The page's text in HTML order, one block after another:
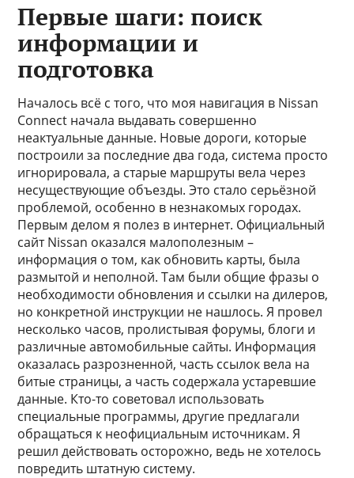
Первые шаги: поиск
информации и
подготовка
Началось всё с того, что моя навигация в Nissan
Connect начала выдавать совершенно
неактуальные данные. Новые дороги, которые
построили за последние два года, система просто
игнорировала, а старые маршруты вела через
несуществующие объезды. Это стало серьёзной
проблемой, особенно в незнакомых городах.
Первым делом я полез в интернет. Официальный
сайт Nissan оказался малополезным –
информация о том, как обновить карты, была
размытой и неполной. Там были общие фразы о
необходимости обновления и ссылки на дилеров,
но конкретной инструкции не нашлось. Я провел
несколько часов, пролистывая форумы, блоги и
различные автомобильные сайты. Информация
оказалась разрозненной, часть ссылок вела на
битые страницы, а часть содержала устаревшие
данные. Кто-то советовал использовать
специальные программы, другие предлагали
обращаться к неофициальным источникам. Я
решил действовать осторожно, ведь не хотелось
повредить штатную систему.